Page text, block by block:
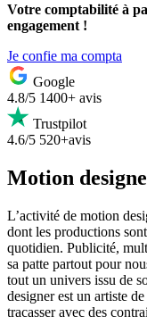
Votre comptabilité à
engagement !
Je confie ma compta
Google
4.8/5 1400+ avis
Trustpilot
4.6/5 520+avis
Motion
L’activité de motion
dont les productions
quotidien. Publicité,
sa patte partout pour
tout un univers issu de
designer est un artiste
tracasser avec des